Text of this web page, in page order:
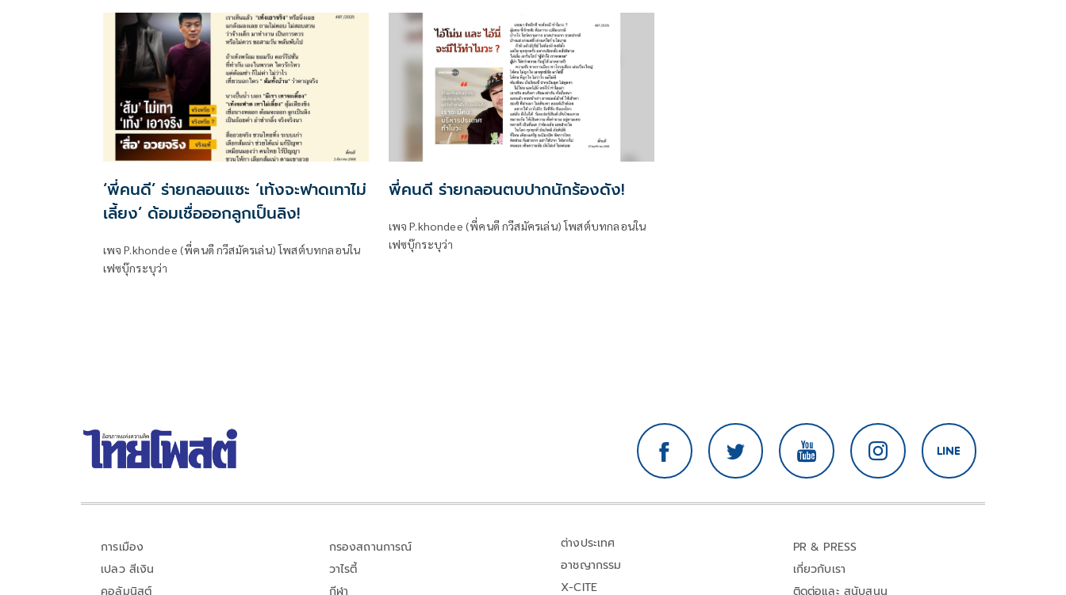
‘พี่คนดี’ ร่ายกลอนแซะ ‘เท้งจะฟาดเทาไม่
เลี้ยง’ ด้อมเชื่อออกลูกเป็นลิง!
เพจ P.khondee (พี่คนดี กวีสมัครเล่น) โพสต์บทกลอนใน
เฟซบุ๊กระบุว่า
พี่คนดี ร่ายกลอนตบปากนักร้องดัง!
เพจ P.khondee (พี่คนดี กวีสมัครเล่น) โพสต์บทกลอนใน
เฟซบุ๊กระบุว่า
การเมือง
เปลว สีเงิน
คอลัมนิสต์
กรองสถานการณ์
วาไรตี้
กีฬา
ต่างประเทศ
อาชญากรรม
X-CITE
PR & PRESS
เกี่ยวกับเรา
ติดต่อและ สนับสนุน